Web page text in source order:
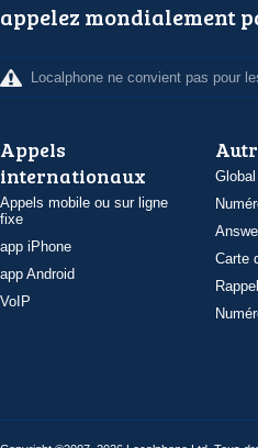
appelez mondialement
Localphone ne convient pas pour
Appels
internationaux
Appels mobile ou sur ligne
fixe
app iPhone
app Android
VoIP
Carte
Rappel